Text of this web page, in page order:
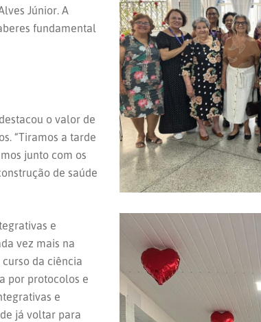
Júnior. A
fundamental
o valor de
“Tiramos a tarde
junto com os
de saúde
e
vez mais na
da ciência
por protocolos e
e
já voltar para